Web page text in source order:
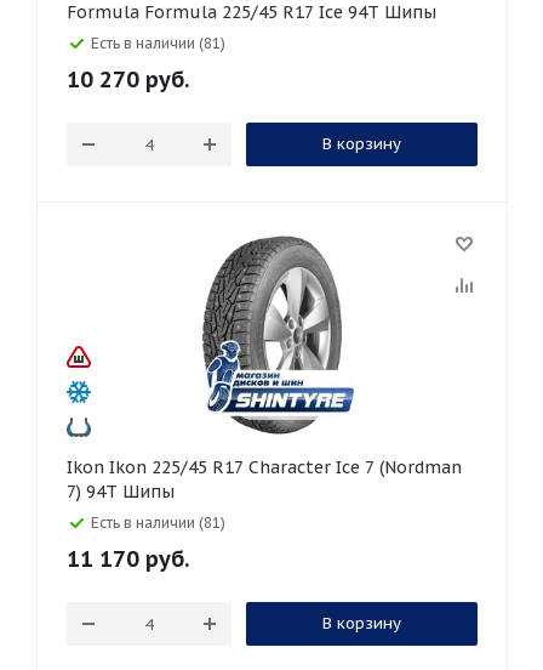
Formula Formula 225/45 R17 Ice 94T Шипы
Есть в наличии (81)
10 270 руб.
В корзину
Ikon Ikon 225/45 R17 Character Ice 7 (Nordman
7) 94T Шипы
Есть в наличии (81)
11 170 руб.
В корзину